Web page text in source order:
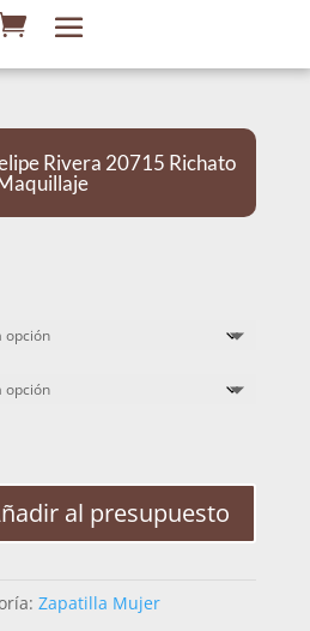
Rivera 20715 Richato
al presupuesto
Zapatilla Mujer